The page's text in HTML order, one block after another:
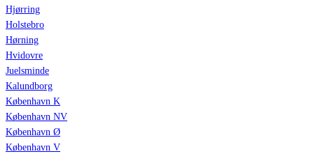
Hjørring
Holstebro
Hørning
Hvidovre
Juelsminde
Kalundborg
København K
København NV
København Ø
København V